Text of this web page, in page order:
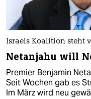
Israels Koalition steht
Netanjahu will
Premier Benjamin
Seit Wochen gab es
Im März wird neu